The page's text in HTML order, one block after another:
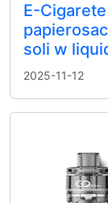
E-
soli w
2025-11-12